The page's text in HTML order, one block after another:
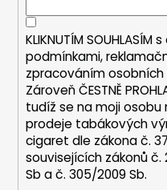
JOYETECH
BF
SS316
ATOMIZER
0,6OHM
48
Kč
KLIKNUTÍM SOUHLASÍM s
podmínkami,
zpracováním
Zároveň ČESTNĚ
tudíž se na moji
prodeje tabákových
cigaret dle zákona č.
souvisejících zákonů č.
Sb a č. 305/2009 Sb.